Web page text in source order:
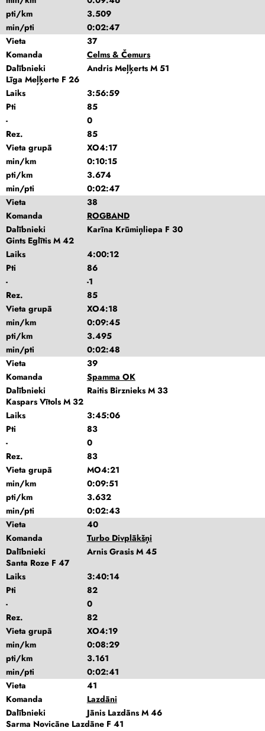
pti/km
3.509
min/pti
0:02:47
Vieta
37
Komanda
Celms & Čemurs
Dalībnieki
Andris Meļķerts M 51
Līga Meļķerte F 26
Laiks
3:56:59
Pti
85
-
0
Rez.
85
Vieta grupā
XO4:17
min/km
0:10:15
pti/km
3.674
min/pti
0:02:47
Vieta
38
Komanda
ROGBAND
Dalībnieki
Karīna Krūmiņliepa F 30
Gints Eglītis M 42
Laiks
4:00:12
Pti
86
-
-1
Rez.
85
Vieta grupā
XO4:18
min/km
0:09:45
pti/km
3.495
min/pti
0:02:48
Vieta
39
Komanda
Spamma OK
Dalībnieki
Raitis Birznieks M 33
Kaspars Vītols M 32
Laiks
3:45:06
Pti
83
-
0
Rez.
83
Vieta grupā
MO4:21
min/km
0:09:51
pti/km
3.632
min/pti
0:02:43
Vieta
40
Komanda
Turbo Divplākšņi
Dalībnieki
Arnis Grasis M 45
Santa Roze F 47
Laiks
3:40:14
Pti
82
-
0
Rez.
82
Vieta grupā
XO4:19
min/km
0:08:29
pti/km
3.161
min/pti
0:02:41
Vieta
41
Komanda
Lazdāni
Dalībnieki
Jānis Lazdāns M 46
Sarma Novicāne Lazdāne F 41